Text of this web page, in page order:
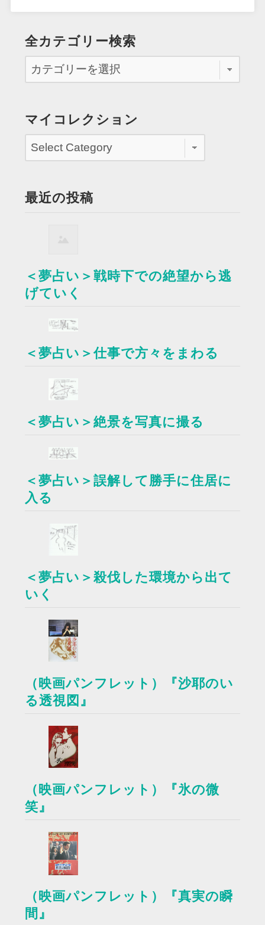
全カテゴリー検索
マイコレクション
最近の投稿
＜夢占い＞戦時下での絶望から逃
げていく
＜夢占い＞仕事で方々をまわる
＜夢占い＞絶景を写真に撮る
＜夢占い＞誤解して勝手に住居に
入る
＜夢占い＞殺伐した環境から出て
いく
（映画パンフレット）『沙耶のい
る透視図』
（映画パンフレット）『氷の微
笑』
（映画パンフレット）『真実の瞬
間』